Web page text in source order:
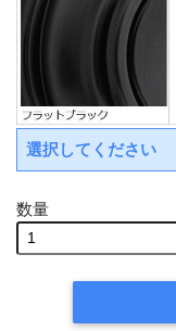
選択してください
数量